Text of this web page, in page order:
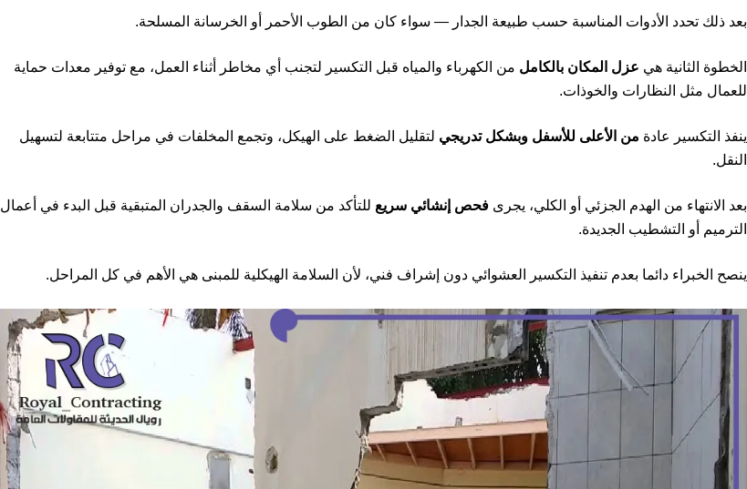
بعد ذلك تحدد الأدوات المناسبة حسب طبيعة الجدار — سواء كان من الطوب الأحمر أو الخرسانة المسلحة.
الخطوة الثانية هي عزل المكان بالكامل من الكهرباء والمياه قبل التكسير لتجنب أي مخاطر أثناء العمل، مع توفير معدات حماية
للعمال مثل النظارات والخوذات.
ينفذ التكسير عادة من الأعلى للأسفل وبشكل تدريجي لتقليل الضغط على الهيكل، وتجمع المخلفات في مراحل متتابعة لتسهيل
النقل.
بعد الانتهاء من الهدم الجزئي أو الكلي، يجرى فحص إنشائي سريع للتأكد من سلامة السقف والجدران المتبقية قبل البدء في أعمال
الترميم أو التشطيب الجديدة.
ينصح الخبراء دائما بعدم تنفيذ التكسير العشوائي دون إشراف فني، لأن السلامة الهيكلية للمبنى هي الأهم في كل المراحل.